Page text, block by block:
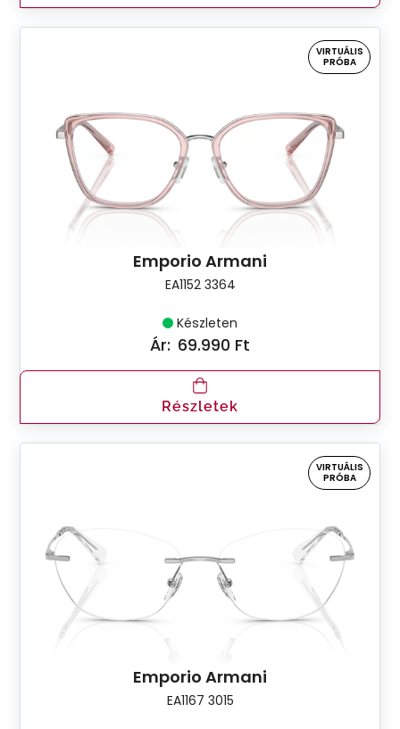
VIRTUÁLIS
PRÓBA
Emporio Armani
EA1152 3364
Készleten
Ár: 69.990 Ft
Részletek
VIRTUÁLIS
PRÓBA
Emporio Armani
EA1167 3015